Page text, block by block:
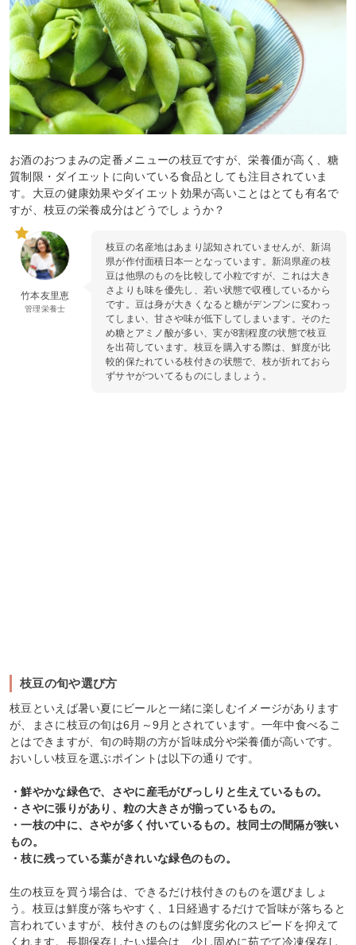
お酒のおつまみの定番メニューの枝豆ですが、栄養価が高く、糖
質制限・ダイエットに向いている食品としても注目されていま
す。大豆の健康効果やダイエット効果が高いことはとても有名で
すが、枝豆の栄養成分はどうでしょうか？
竹本友里恵
管理栄養士
枝豆の名産地はあまり認知されていませんが、新潟
県が作付面積日本一となっています。新潟県産の枝
豆は他県のものを比較して小粒ですが、これは大き
さよりも味を優先し、若い状態で収穫しているから
です。豆は身が大きくなると糖がデンプンに変わっ
てしまい、甘さや味が低下してしまいます。そのた
め糖とアミノ酸が多い、実が8割程度の状態で枝豆
を出荷しています。枝豆を購入する際は、鮮度が比
較的保たれている枝付きの状態で、枝が折れておら
ずサヤがついてるものにしましょう。
枝豆の旬や選び方
枝豆といえば暑い夏にビールと一緒に楽しむイメージがあります
が、まさに枝豆の旬は6月～9月とされています。一年中食べるこ
とはできますが、旬の時期の方が旨味成分や栄養価が高いです。
おいしい枝豆を選ぶポイントは以下の通りです。
・鮮やかな緑色で、さやに産毛がびっしりと生えているもの。
・さやに張りがあり、粒の大きさが揃っているもの。
・一枝の中に、さやが多く付いているもの。枝同士の間隔が狭い
もの。
・枝に残っている葉がきれいな緑色のもの。
生の枝豆を買う場合は、できるだけ枝付きのものを選びましょ
う。枝豆は鮮度が落ちやすく、1日経過するだけで旨味が落ちると
言われていますが、枝付きのものは鮮度劣化のスピードを抑えて
くれます。長期保存したい場合は、少し固めに茹でて冷凍保存し